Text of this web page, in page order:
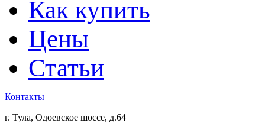
Как купить
Цены
Статьи
Контакты
г. Тула, Одоевское шоссе, д.64